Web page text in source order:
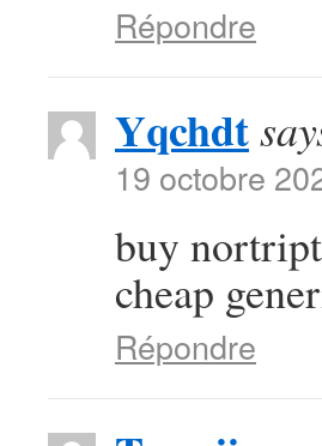
Répondre
Yqchdt
19 octobre
buy
cheap
Répondre